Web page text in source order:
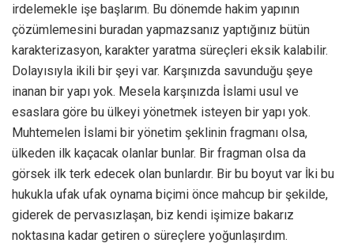
irdelemekle işe başlarım. Bu dönemde hakim yapının
çözümlemesini buradan yapmazsanız yaptığınız bütün
karakterizasyon, karakter yaratma süreçleri eksik kalabilir.
Dolayısıyla ikili bir şeyi var. Karşınızda savunduğu şeye
inanan bir yapı yok. Mesela karşınızda İslami usul ve
esaslara göre bu ülkeyi yönetmek isteyen bir yapı yok.
Muhtemelen İslami bir yönetim şeklinin fragmanı olsa,
ülkeden ilk kaçacak olanlar bunlar. Bir fragman olsa da
görsek ilk terk edecek olan bunlardır. Bir bu boyut var İki bu
hukukla ufak ufak oynama biçimi önce mahcup bir şekilde,
giderek de pervasızlaşan, biz kendi işimize bakarız
noktasına kadar getiren o süreçlere yoğunlaşırdım.